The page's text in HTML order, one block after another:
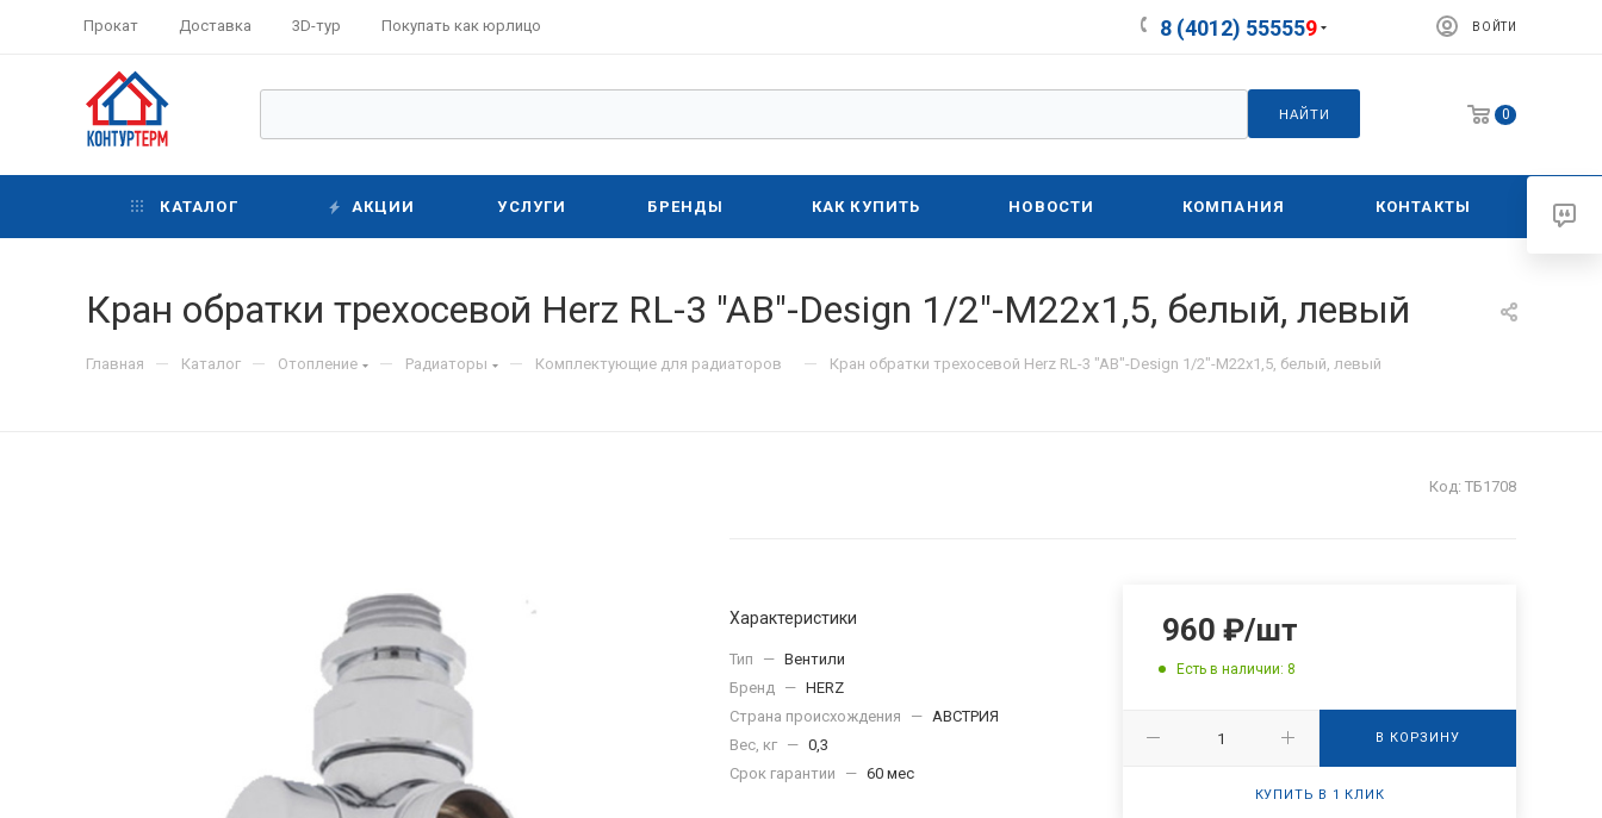
Прокат Доставка 3D-тур Покупать как юрлицо 8 (4012) 555559 ВОЙТИ
НАЙТИ 0
КАТАЛОГ АКЦИИ УСЛУГИ БРЕНДЫ КАК КУПИТЬ НОВОСТИ КОМПАНИЯ КОНТАКТЫ
Кран обратки трехосевой Herz RL-3 "AB"-Design 1/2"-М22х1,5, белый, левый
Главная — Каталог — Отопление — Радиаторы — Комплектующие для радиаторов — Кран обратки трехосевой Herz RL-3 "AB"-Design 1/2"-М22х1,5, белый, левый
Код: ТБ1708
Характеристики
Тип — Вентили
Бренд — HERZ
Страна происхождения
— АВСТРИЯ
Вес, кг — 0,3
Срок гарантии
— 60 мес
960 ₽/шт
Есть в наличии: 8
В КОРЗИНУ
КУПИТЬ В 1 КЛИК